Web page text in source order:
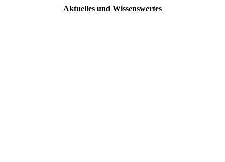
Aktuelles und Wissenswertes